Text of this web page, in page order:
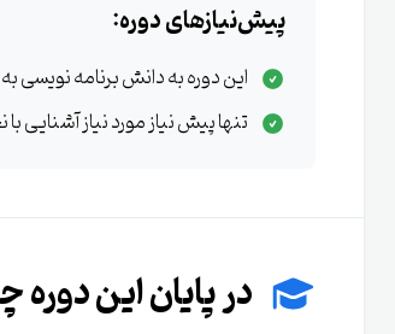
پیش‌نیازهای دوره:
این دوره به دانش برنامه نویسی
تنها پیش نیاز مورد نیاز آشنایی
در پایان این